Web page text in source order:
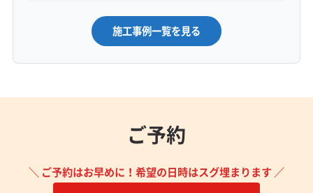
施工事例一覧を見る
ご予約
＼ ご予約はお早めに！希望の日時はスグ埋まります ／